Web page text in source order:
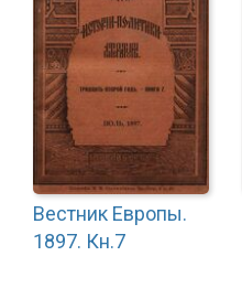
Вестник Европы.
1897. Кн.7